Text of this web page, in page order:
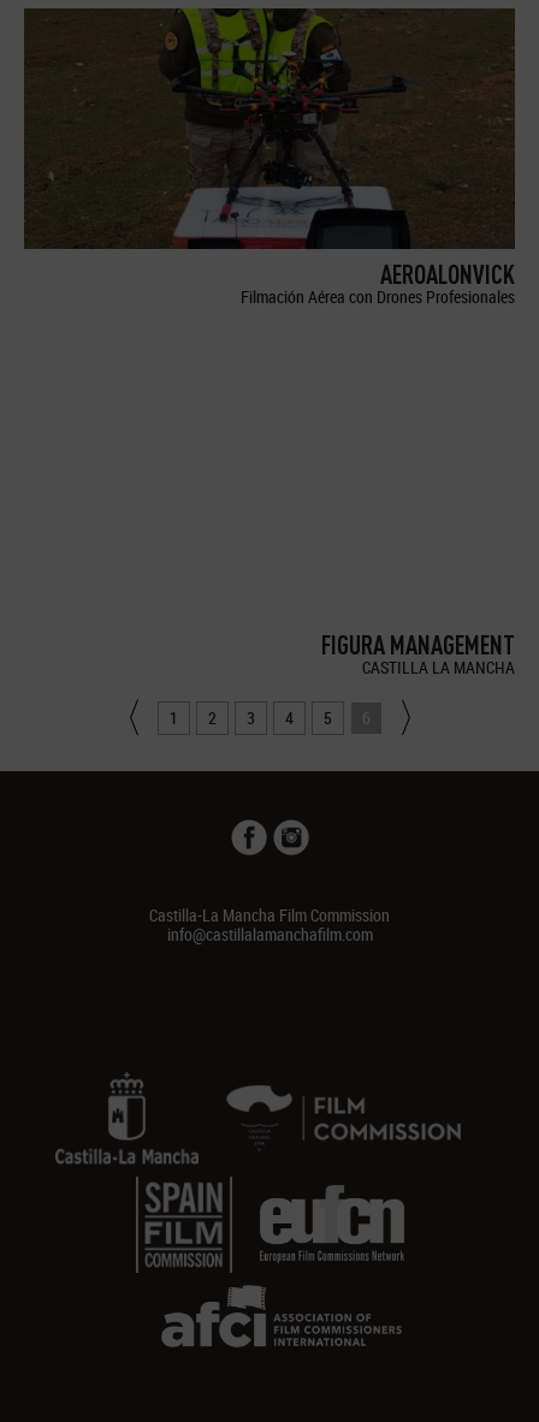
AEROALONVICK
Filmación Aérea con Drones Profesionales
FIGURA MANAGEMENT
CASTILLA LA MANCHA
1 2 3 4 5 6
Castilla-La Mancha Film Commission
info@castillalamanchafilm.com